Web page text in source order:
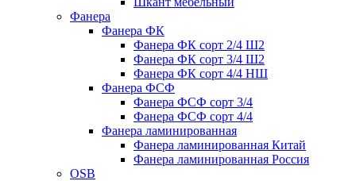
Фанера
Фанера ФК
Фанера ФК сорт 2/4 Ш2
Фанера ФК сорт 3/4 Ш2
Фанера ФК сорт 4/4 НШ
Фанера ФСФ
Фанера ФСФ сорт 3/4
Фанера ФСФ сорт 4/4
Фанера ламинированная
Фанера ламинированная Китай
Фанера ламинированная Россия
OSB